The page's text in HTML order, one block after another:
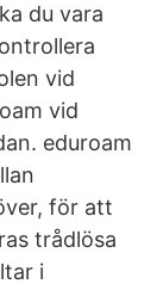
du vara
vid
vid
eduroam
för att
trådlösa
i